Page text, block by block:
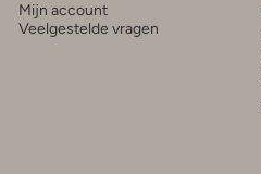
Mijn account
Veelgestelde vragen